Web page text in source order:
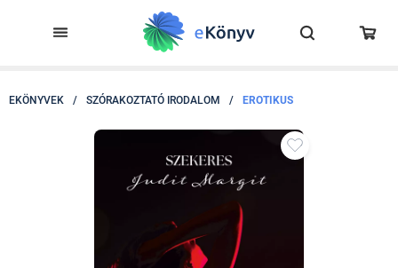
EKÖNYVEK / SZÓRAKOZTATÓ IRODALOM / EROTIKUS